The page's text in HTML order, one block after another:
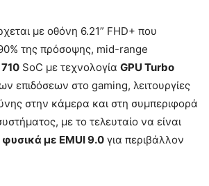
με οθόνη 6.21” FHD+ που
της πρόσοψης, mid-range
SoC με τεχνολογία GPU Turbo
επιδόσεων στο gaming, λειτουργίες
στην κάμερα και στη συμπεριφορά
με το τελευταίο να είναι
με EMUI 9.0 για περιβάλλον